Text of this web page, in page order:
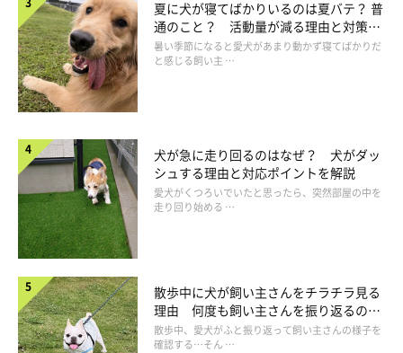
あずきちゃんの行動について、飼い主さんに
話を聞いた！
夏に犬が寝てばかりいるのは夏バテ？ 普
通のこと？ 活動量が減る理由と対策と
は
暑い季節になると愛犬があまり動かず寝てばかりだ
と感じる飼い主 …
犬が急に走り回るのはなぜ？ 犬がダッ
シュする理由と対応ポイントを解説
愛犬がくつろいでいたと思ったら、突然部屋の中を
走り回り始める …
散歩中に犬が飼い主さんをチラチラ見る
理由 何度も飼い主さんを振り返るのは
なぜ？
散歩中、愛犬がふと振り返って飼い主さんの様子を
確認する…そん …